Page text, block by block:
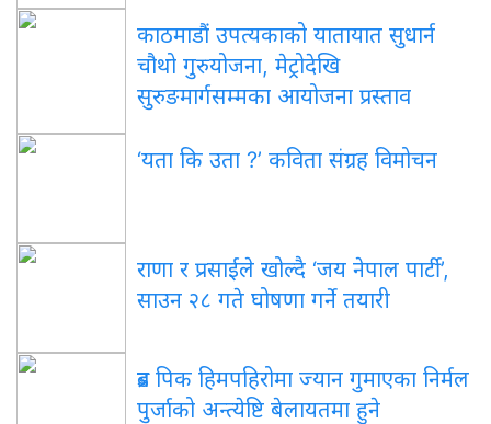
काठमाडौं उपत्यकाको यातायात सुधार्न
चौथो गुरुयोजना, मेट्रोदेखि
सुरुङमार्गसम्मका आयोजना प्रस्ताव
‘यता कि उता ?’ कविता संग्रह विमोचन
राणा र प्रसाईंले खोल्दै ‘जय नेपाल पार्टी’,
साउन २८ गते घोषणा गर्ने तयारी
ब्रड पिक हिमपहिरोमा ज्यान गुमाएका निर्मल
पुर्जाको अन्त्येष्टि बेलायतमा हुने